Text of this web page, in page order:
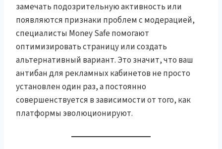
замечать подозрительную активность или
появляются признаки проблем с модерацией,
специалисты Money Safe помогают
оптимизировать страницу или создать
альтернативный вариант. Это значит, что ваш
антибан для рекламных кабинетов не просто
установлен один раз, а постоянно
совершенствуется в зависимости от того, как
платформы эволюционируют.